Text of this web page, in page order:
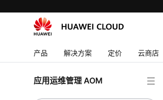
产品 解决方案 定价 云商店
应用运维管理 AOM